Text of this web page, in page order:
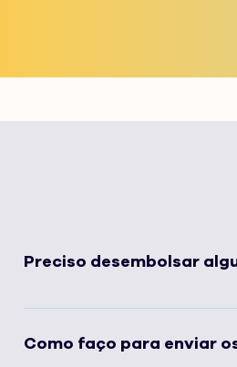
Preciso desembolsar
Não. Todo o processo,
Como faço para enviar